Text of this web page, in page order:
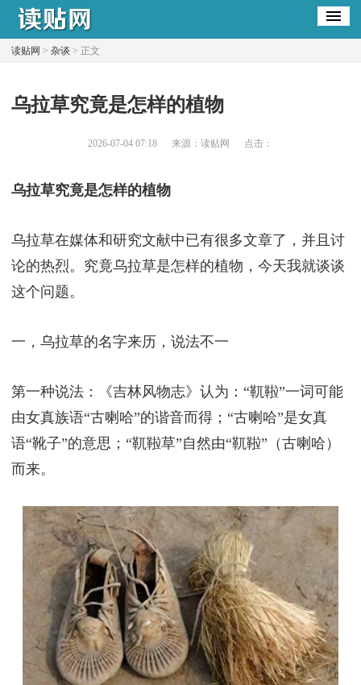
读贴网 > 杂谈 > 正文
乌拉草究竟是怎样的植物
2026-07-04 07:18 来源：读贴网 点击：
乌拉草究竟是怎样的植物
乌拉草在媒体和研究文献中已有很多文章了，并且讨
论的热烈。究竟乌拉草是怎样的植物，今天我就谈谈
这个问题。
一，乌拉草的名字来历，说法不一
第一种说法：《吉林风物志》认为：“靰鞡”一词可能
由女真族语“古喇哈”的谐音而得；“古喇哈”是女真
语“靴子”的意思；“靰鞡草”自然由“靰鞡”（古喇哈）
而来。